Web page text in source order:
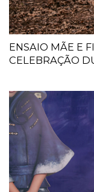
ENSAIO MÃE E
CELEBRAÇÃO